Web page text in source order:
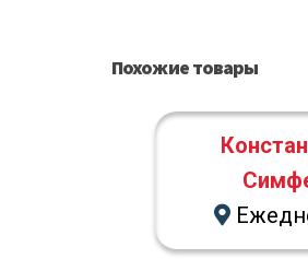
Похожие товары